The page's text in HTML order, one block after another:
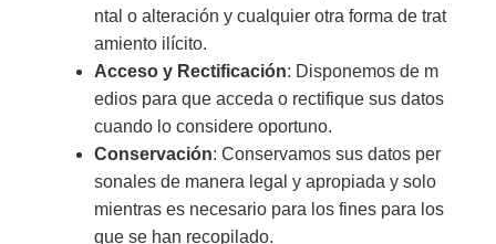
ntal o alteración y cualquier otra forma de trat
amiento ilícito.
Acceso y Rectificación: Disponemos de m
edios para que acceda o rectifique sus datos
cuando lo considere oportuno.
Conservación: Conservamos sus datos per
sonales de manera legal y apropiada y solo
mientras es necesario para los fines para los
que se han recopilado.